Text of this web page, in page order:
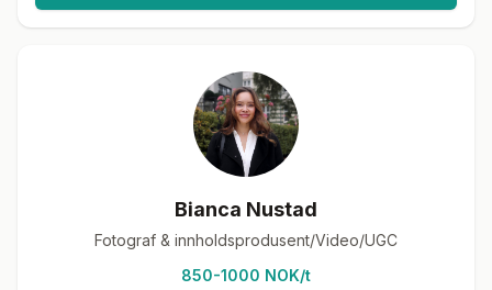
Bianca Nustad
Fotograf & innholdsprodusent/Video/UGC
850-1000 NOK/t